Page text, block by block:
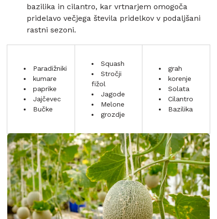
bazilika in cilantro, kar vrtnarjem omogoča
pridelavo večjega števila pridelkov v podaljšani
rastni sezoni.
Paradižniki
kumare
paprike
Jajčevec
Bučke
Squash
Stročji
fižol
Jagode
Melone
grozdje
grah
korenje
Solata
Cilantro
Bazilika